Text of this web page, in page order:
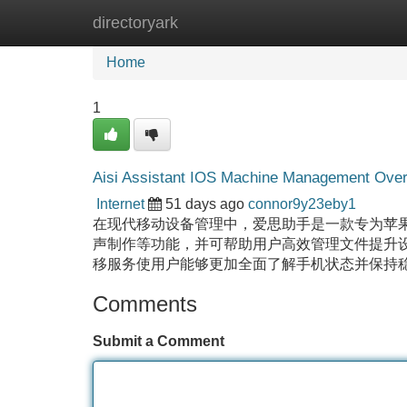
directoryark
Home
Home
1
Aisi Assistant IOS Machine Management
Internet 51 days ago connor9y23eby1
在现代移动设备管理中，爱思助手是一款专为
声制作等功能，并可帮助用户高效管理文件提
移服务使用户能够更加全面了解手机状态并保持
Comments
Submit a Comment